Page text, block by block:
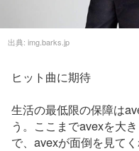
出典: img.barks.jp
ヒット曲に期待
生活の最低限の保障は
う。ここまでavexを大
で、avexが面倒を見て